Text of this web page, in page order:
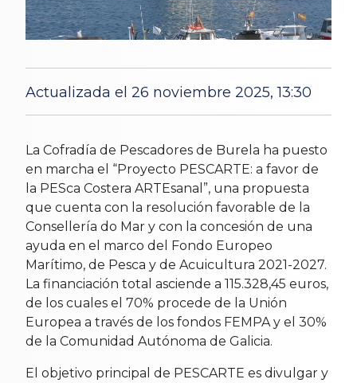
Actualizada el 26 noviembre 2025, 13:30
horas 3 Sep 2025
La Cofradía de Pescadores de Burela ha puesto
en marcha el “Proyecto PESCARTE: a favor de
la PESca Costera ARTEsanal”, una propuesta
que cuenta con la resolución favorable de la
Consellería do Mar y con la concesión de una
ayuda en el marco del Fondo Europeo
Marítimo, de Pesca y de Acuicultura 2021-2027.
La financiación total asciende a 115.328,45 euros,
de los cuales el 70% procede de la Unión
Europea a través de los fondos FEMPA y el 30%
de la Comunidad Autónoma de Galicia.
El objetivo principal de PESCARTE es divulgar y